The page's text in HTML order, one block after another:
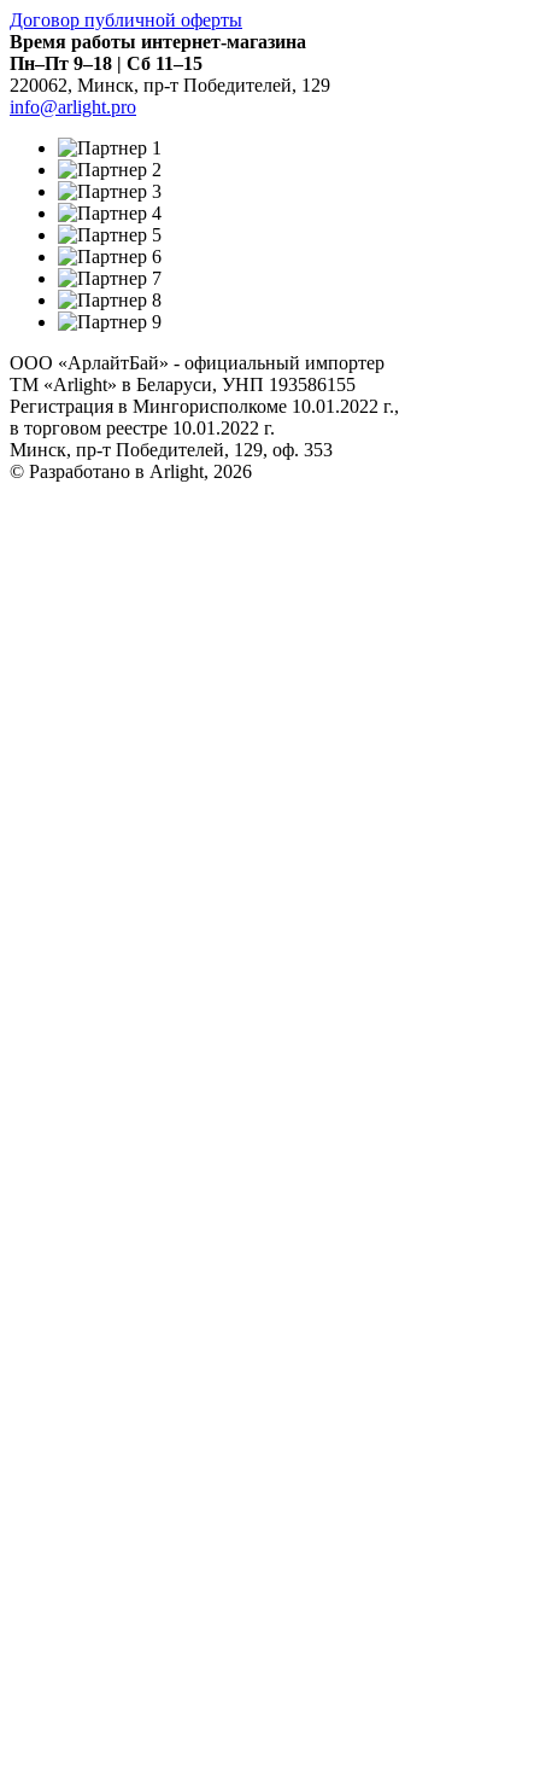
Договор публичной оферты
Время работы интернет-магазина
Пн–Пт 9–18 | Сб 11–15
220062, Минск, пр-т Победителей, 129
info@arlight.pro
ООО «АрлайтБай» - официальный импортер
ТМ «Arlight» в Беларуси, УНП 193586155
Регистрация в Мингорисполкоме 10.01.2022 г.,
в торговом реестре 10.01.2022 г.
Минск, пр-т Победителей, 129, оф. 353
© Разработано в Arlight, 2026